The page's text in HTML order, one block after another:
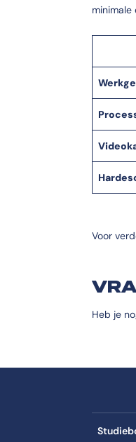
minimale
Voor
Heb je